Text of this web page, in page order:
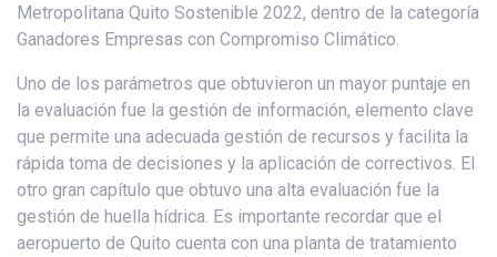
Metropolitana Quito Sostenible 2022, dentro de la categoría
Ganadores Empresas con Compromiso Climático.
Uno de los parámetros que obtuvieron un mayor puntaje en
la evaluación fue la gestión de información, elemento clave
que permite una adecuada gestión de recursos y facilita la
rápida toma de decisiones y la aplicación de correctivos. El
otro gran capítulo que obtuvo una alta evaluación fue la
gestión de huella hídrica. Es importante recordar que el
aeropuerto de Quito cuenta con una planta de tratamiento